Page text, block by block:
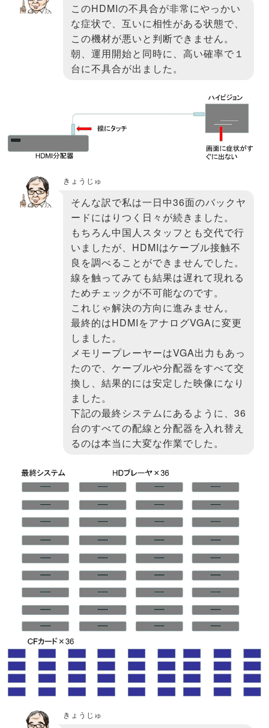
このHDMIの不具合が非常にやっかい
な症状で、互いに相性がある状態で、
この機材が悪いと判断できません。
朝、運用開始と同時に、高い確率で１
台に不具合が出ました。
きょうじゅ
そんな訳で私は一日中36面のバックヤ
ードにはりつく日々が続きました。
もちろん中国人スタッフとも交代で行
いましたが、HDMIはケーブル接触不
良を調べることができませんでした。
線を触ってみても結果は遅れて現れる
ためチェックが不可能なのです。
これじゃ解決の方向に進みません。
最終的はHDMIをアナログVGAに変更
しました。
メモリープレーヤーはVGA出力もあっ
たので、ケーブルや分配器をすべて交
換し、結果的には安定した映像になり
ました。
下記の最終システムにあるように、36
台のすべての配線と分配器を入れ替え
るのは本当に大変な作業でした。
きょうじゅ